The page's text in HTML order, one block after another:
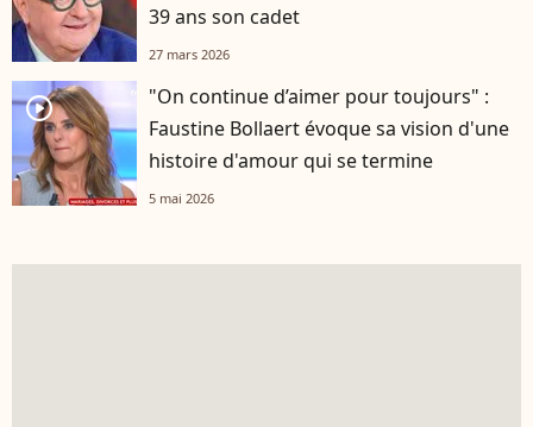
39 ans son cadet
27 mars 2026
player2
"On continue d’aimer pour toujours" :
Faustine Bollaert évoque sa vision d'une
histoire d'amour qui se termine
5 mai 2026